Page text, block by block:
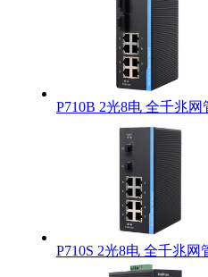
P710B 2光8电 全千兆
P710S 2光8电 全千兆